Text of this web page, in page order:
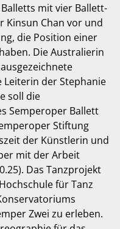
mit vier Ballett-
Kinsun Chan vor und
die Position einer
Die Australierin
der Stephanie
soll die
Semperoper Ballett
Stiftung
der Künstlerin und
mit der Arbeit
Das Tanzprojekt
für Tanz
Zwei zu erleben.